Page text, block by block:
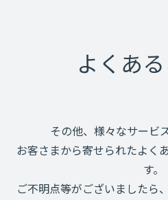
よくあ
その他、様々なサービ
お客さまから寄せられたよく
す。
ご不明点等がございましたら